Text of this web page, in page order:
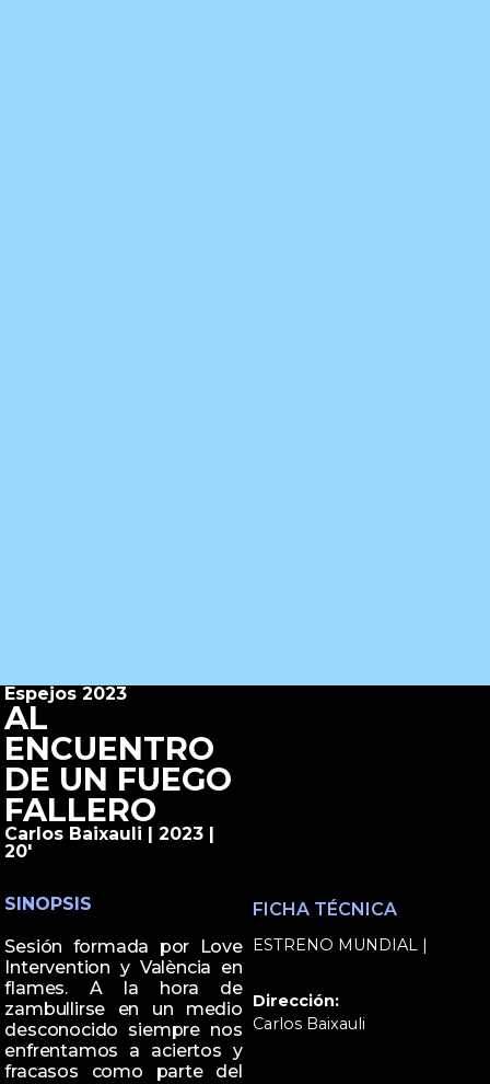
Espejos 2023
AL
ENCUENTRO
DE UN FUEGO
FALLERO
Carlos Baixauli | 2023 |
20'
SINOPSIS
Sesión formada por Love
Intervention y València en
flames. A la hora de
zambullirse en un medio
desconocido siempre nos
enfrentamos a aciertos y
fracasos como parte del
FICHA TÉCNICA
ESTRENO MUNDIAL |
Dirección:
Carlos Baixauli